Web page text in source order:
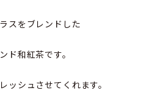
スをブレンドした
ド和紅茶です。
ッシュさせてくれます。